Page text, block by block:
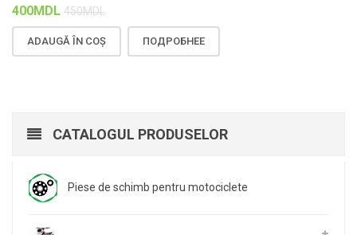
400MDL 450MDL
ADAUGĂ ÎN COȘ ПОДРОБНЕЕ
CATALOGUL PRODUSELOR
Piese de schimb pentru motociclete